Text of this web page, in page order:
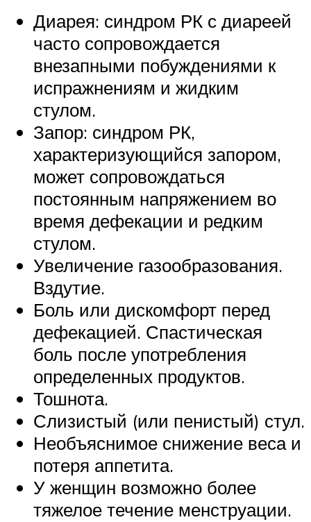
Диарея: синдром РК с диареей
часто сопровождается
внезапными побуждениями к
испражнениям и жидким
стулом.
Запор: синдром РК,
характеризующийся запором,
может сопровождаться
постоянным напряжением во
время дефекации и редким
стулом.
Увеличение газообразования.
Вздутие.
Боль или дискомфорт перед
дефекацией. Спастическая
боль после употребления
определенных продуктов.
Тошнота.
Слизистый (или пенистый) стул.
Необъяснимое снижение веса и
потеря аппетита.
У женщин возможно более
тяжелое течение менструации.